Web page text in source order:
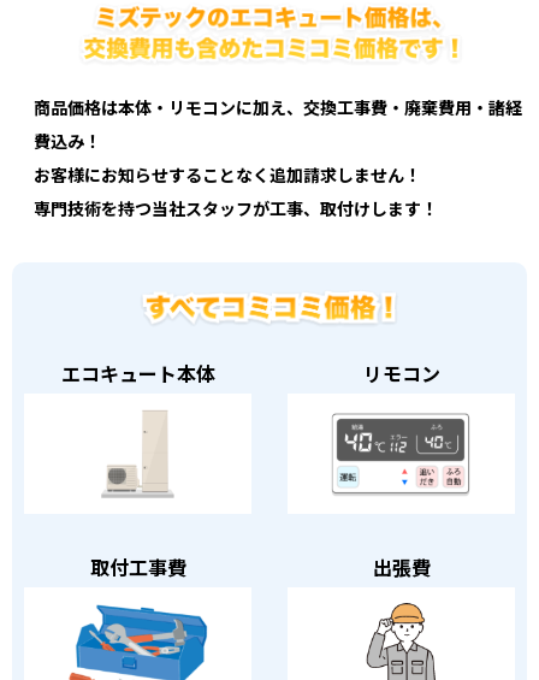
商品価格は本体・リモコンに加え、交換工事費・廃棄費用・諸経
費込み！
お客様にお知らせすることなく追加請求しません！
専門技術を持つ当社スタッフが工事、取付けします！
エコキュート本体 リモコン
取付工事費 出張費